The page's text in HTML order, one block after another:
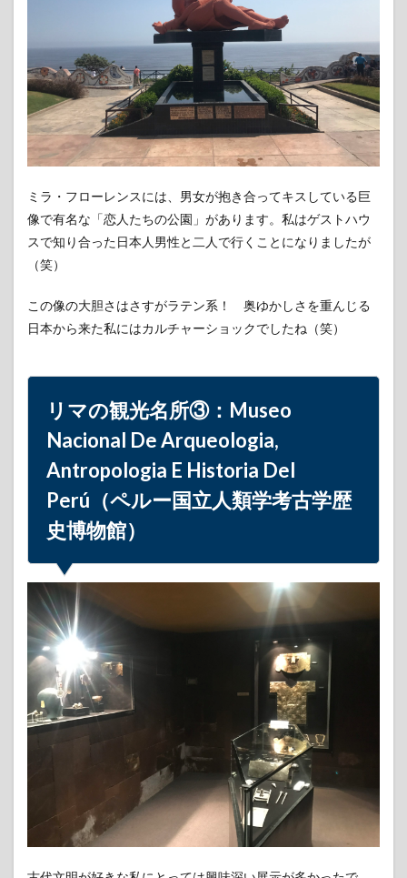
歩が
スメ
10
参考
ミラ・フローレンスには、男女が抱き合ってキスしている巨
像で有名な「恋人たちの公園」があります。私はゲストハウ
スで知り合った日本人男性と二人で行くことになりましたが
（笑）
この像の大胆さはさすがラテン系！ 奥ゆかしさを重んじる
日本から来た私にはカルチャーショックでしたね（笑）
リマの観光名所③：Museo
Nacional De Arqueologia,
Antropologia E Historia Del
Perú（ペルー国立人類学考古学歴
史博物館）